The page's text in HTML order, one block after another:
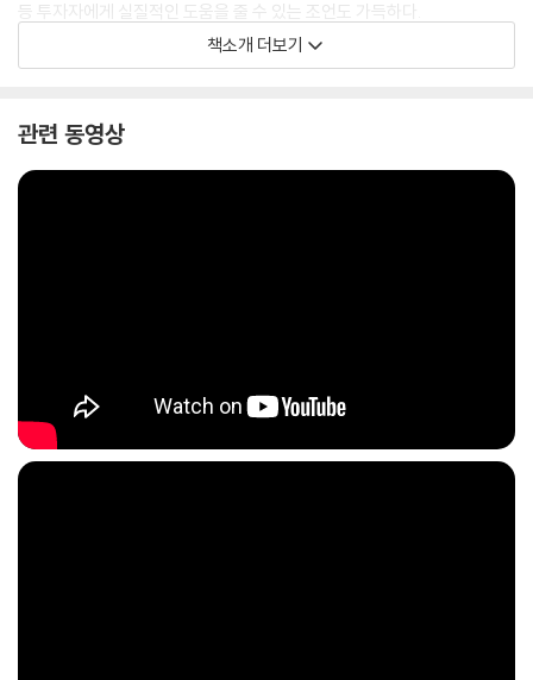
등 투자자에게 실질적인 도움을 줄 수 있는 조언도 가득하다.
멍거의 연설문을 엮은 그의 유일한 책 『Poor Charlie’s Almanack(가난
각을 체계적으로 접하기가 쉽지 않았다. 멍거와 버핏의 저작물에 대한 권
상을 제대로 알기 원하는 독자에게 가뭄의 단비 같은 책이 될 것이다.
책소개 더보기
관련 동영상